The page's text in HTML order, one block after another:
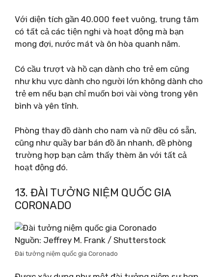
Với diện tích gần 40.000 feet vuông, trung tâm
có tất cả các tiện nghi và hoạt động mà bạn
mong đợi, nước mát và ôn hòa quanh năm.
Có cầu trượt và hồ cạn dành cho trẻ em cũng
như khu vực dành cho người lớn không dành cho
trẻ em nếu bạn chỉ muốn bơi vài vòng trong yên
bình và yên tĩnh.
Phòng thay đồ dành cho nam và nữ đều có sẵn,
cũng như quầy bar bán đồ ăn nhanh, đề phòng
trường hợp bạn cảm thấy thèm ăn với tất cả
hoạt động đó.
13. ĐÀI TƯỞNG NIỆM QUỐC GIA
CORONADO
Nguồn: Jeffrey M. Frank / Shutterstock
Đài tưởng niệm quốc gia Coronado